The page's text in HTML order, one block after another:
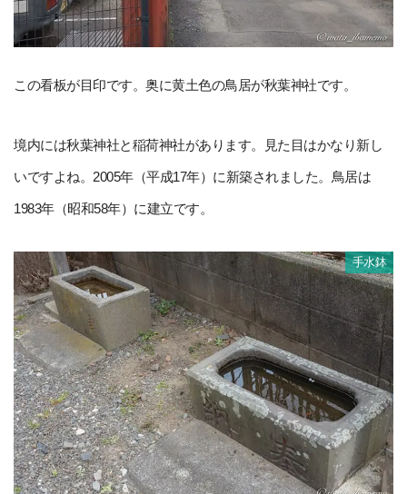
この看板が目印です。奥に黄土色の鳥居が秋葉神社です。
境内には秋葉神社と稲荷神社があります。見た目はかなり新し
いですよね。2005年（平成17年）に新築されました。鳥居は
1983年（昭和58年）に建立です。
手水鉢